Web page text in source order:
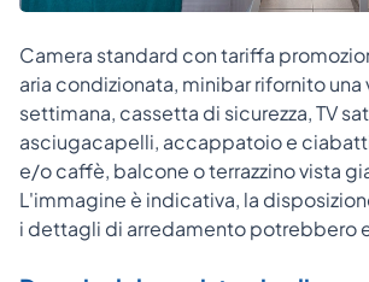
Camera standard con tariffa
aria condizionata, minibar rifornito una
settimana, cassetta di sicurezza, TV
asciugacapelli, accappatoio e
e/o caffè, balcone o terrazzino vista
L'immagine è indicativa, la
i dettagli di arredamento potrebbero